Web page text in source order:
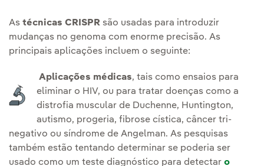
As técnicas CRISPR são usadas para introduzir
mudanças no genoma com enorme precisão. As
principais aplicações incluem o seguinte:
Aplicações médicas, tais como ensaios para
eliminar o HIV, ou para tratar doenças como a
distrofia muscular de Duchenne, Huntington,
autismo, progeria, fibrose cística, câncer tri-
negativo ou síndrome de Angelman. As pesquisas
também estão tentando determinar se poderia ser
usado como um teste diagnóstico para detectar o